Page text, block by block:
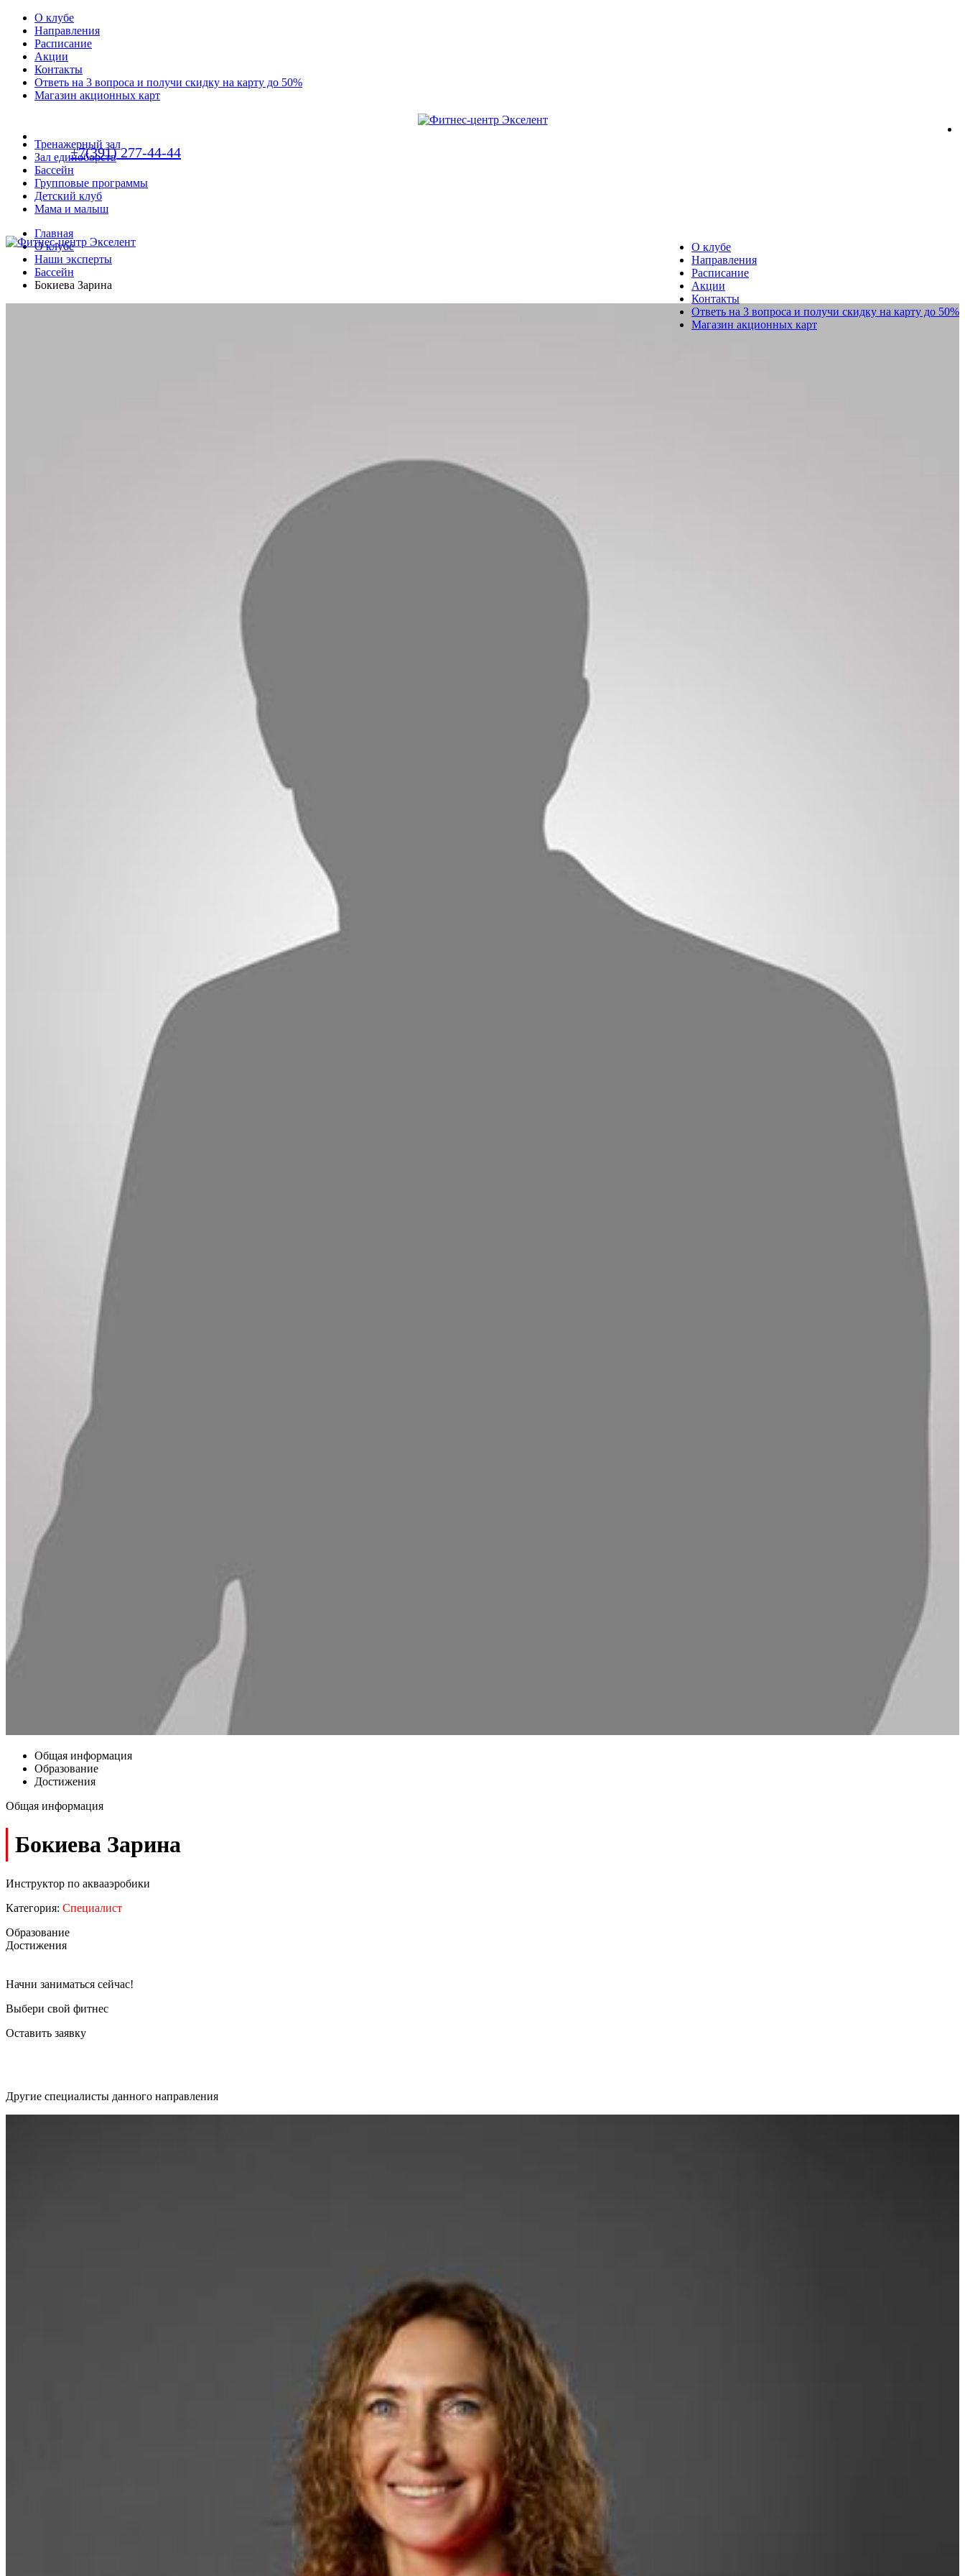
О клубе
Направления
Расписание
Акции
Контакты
Ответь на 3 вопроса и получи скидку на карту до 50%
Магазин акционных карт
+7(391) 277-44-44
Тренажерный зал
Зал единоборств
Бассейн
Групповые программы
Детский клуб
Мама и малыш
О клубе
Направления
Расписание
Акции
Контакты
Ответь на 3 вопроса и получи скидку на карту до 50%
Магазин акционных карт
Главная
О клубе
Наши эксперты
Бассейн
Бокиева Зарина
Общая информация
Образование
Достижения
Общая информация
Бокиева Зарина
Инструктор по аквааэробики
Категория: Специалист
Образование
Достижения
Начни заниматься сейчас!
Выбери свой фитнес
Оставить заявку
Другие специалисты данного направления